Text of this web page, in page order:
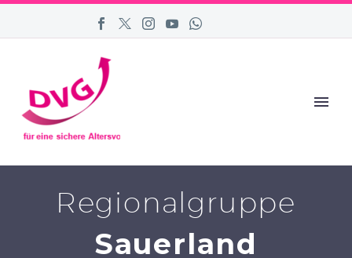
Regionalgruppe
Sauerland